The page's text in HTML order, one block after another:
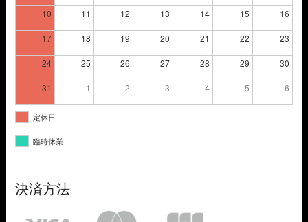
10 11 12 13 14 15 16
17 18 19 20 21 22 23
24 25 26 27 28 29 30
31 1 2 3 4 5 6
定休日
臨時休業
決済方法